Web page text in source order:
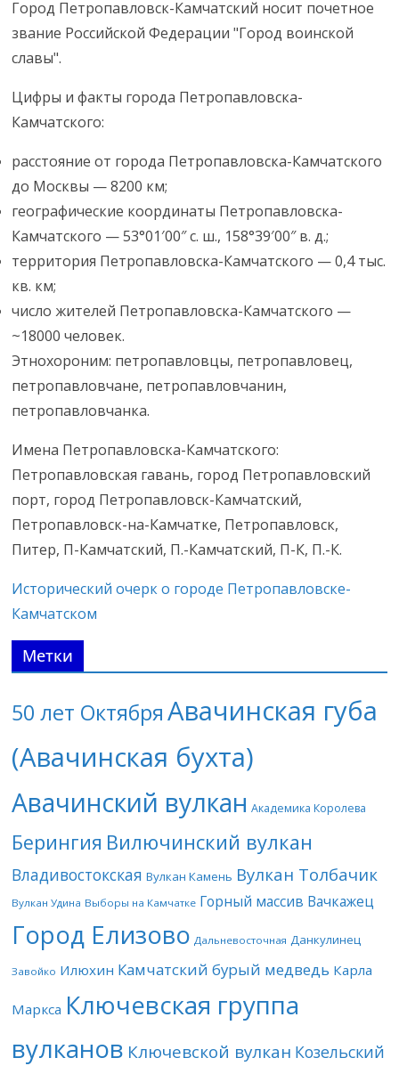
Город Петропавловск-Камчатский носит почетное
звание Российской Федерации "Город воинской
славы".
Цифры и факты города Петропавловска-
Камчатского:
расстояние от города Петропавловска-Камчатского
до Москвы — 8200 км;
географические координаты Петропавловска-
Камчатского — 53°01′00″ с. ш., 158°39′00″ в. д.;
территория Петропавловска-Камчатского — 0,4 тыс.
кв. км;
число жителей Петропавловска-Камчатского —
~18000 человек.
Этнохороним: петропавловцы, петропавловец,
петропавловчане, петропавловчанин,
петропавловчанка.
Имена Петропавловска-Камчатского:
Петропавловская гавань, город Петропавловский
порт, город Петропавловск-Камчатский,
Петропавловск-на-Камчатке, Петропавловск,
Питер, П-Камчатский, П.-Камчатский, П-К, П.-К.
Исторический очерк о городе Петропавловске-
Камчатском
Метки
50 лет Октября Авачинская губа
(Авачинская бухта)
Авачинский вулкан Академика Королева
Берингия Вилючинский вулкан
Владивостокская Вулкан Камень Вулкан Толбачик
Вулкан Удина Выборы на Камчатке Горный массив Вачкажец
Город Елизово Дальневосточная Данкулинец
Завойко Илюхин Камчатский бурый медведь Карла
Маркса Ключевская группа
вулканов Ключевской вулкан Козельский